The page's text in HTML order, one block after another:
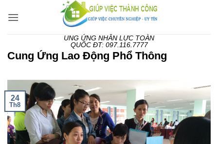
qua
UNG ỨNG NHÂN LỰC TOÀN
QUỐC ĐT: 097.116.7777
Cung Ứng Lao Động Phổ Thông
24
Th8